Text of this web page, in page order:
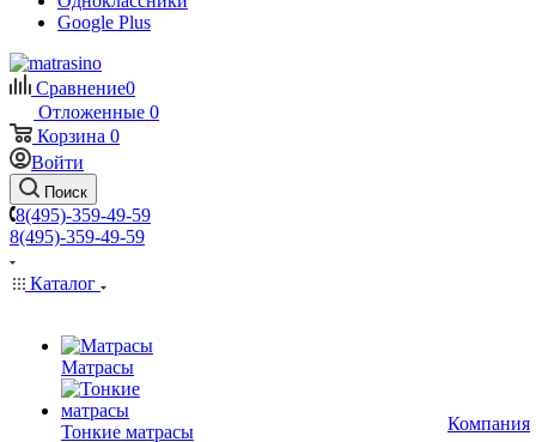
Google Plus
Сравнение0
Отложенные 0
Корзина 0
Войти
Поиск
8(495)-359-49-59
8(495)-359-49-59
Каталог
Матрасы
Тонкие матрасы
Компания